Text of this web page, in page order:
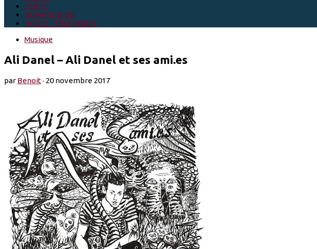
SÉRIES
ROMANS & BD
RADIO - TELEVISION
Musique
Ali Danel – Ali Danel et ses ami.es
parBenoit· 20 novembre 2017